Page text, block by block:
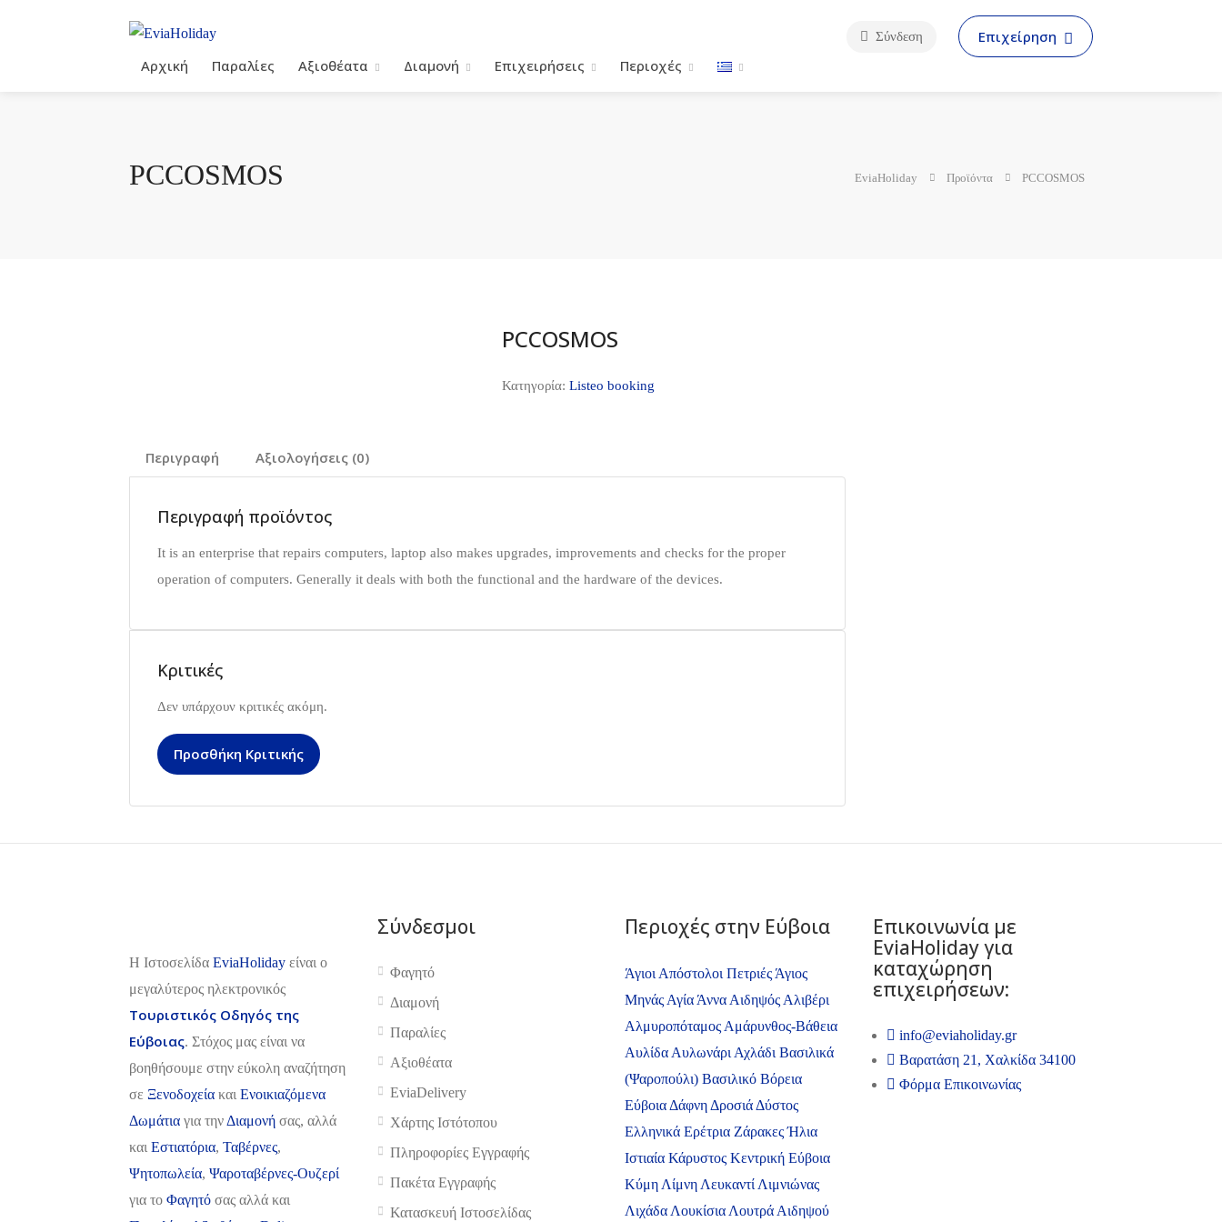
Αρχική Παραλίες Αξιοθέατα Διαμονή Επιχειρήσεις Περιοχές
Σύνδεση Επιχείρηση
PCCOSMOS EviaHoliday Προϊόντα PCCOSMOS
PCCOSMOS
Κατηγορία: Listeo booking
Περιγραφή Αξιολογήσεις (0)
Περιγραφή προϊόντος
It is an enterprise that repairs computers, laptop also makes upgrades, improvements and checks for the proper
operation of computers. Generally it deals with both the functional and the hardware of the devices.
Κριτικές
Δεν υπάρχουν κριτικές ακόμη.
Προσθήκη Κριτικής
H Ιστοσελίδα EviaHoliday είναι ο
μεγαλύτερος ηλεκτρονικός
Τουριστικός Οδηγός της
Εύβοιας. Στόχος μας είναι να
βοηθήσουμε στην εύκολη αναζήτηση
σε Ξενοδοχεία και Ενοικιαζόμενα
Δωμάτια για την Διαμονή σας, αλλά
και Εστιατόρια, Ταβέρνες,
Ψητοπωλεία, Ψαροταβέρνες-Ουζερί
για το Φαγητό σας αλλά και
Σύνδεσμοι
Φαγητό
Διαμονή
Παραλίες
Αξιοθέατα
EviaDelivery
Χάρτης Ιστότοπου
Πληροφορίες Εγγραφής
Πακέτα Εγγραφής
Κατασκευή Ιστοσελίδας
Περιοχές στην Εύβοια
Άγιοι Απόστολοι Πετριές Άγιος
Μηνάς Αγία Άννα Αιδηψός Αλιβέρι
Αλμυροπόταμος Αμάρυνθος-Βάθεια
Αυλίδα Αυλωνάρι Αχλάδι Βασιλικά
(Ψαροπούλι) Βασιλικό Βόρεια
Εύβοια Δάφνη Δροσιά Δύστος
Ελληνικά Ερέτρια ΖάρακεςΉλια
Ιστιαία Κάρυστος Κεντρική Εύβοια
Κύμη Λίμνη Λευκαντί Λιμνιώνας
Λιχάδα Λουκίσια Λουτρά Αιδηψού
Επικοινωνία με
ΕviaHoliday για
καταχώρηση
επιχειρήσεων:
info@eviaholiday.gr
Βαρατάση 21, Χαλκίδα 34100
Φόρμα Επικοινωνίας